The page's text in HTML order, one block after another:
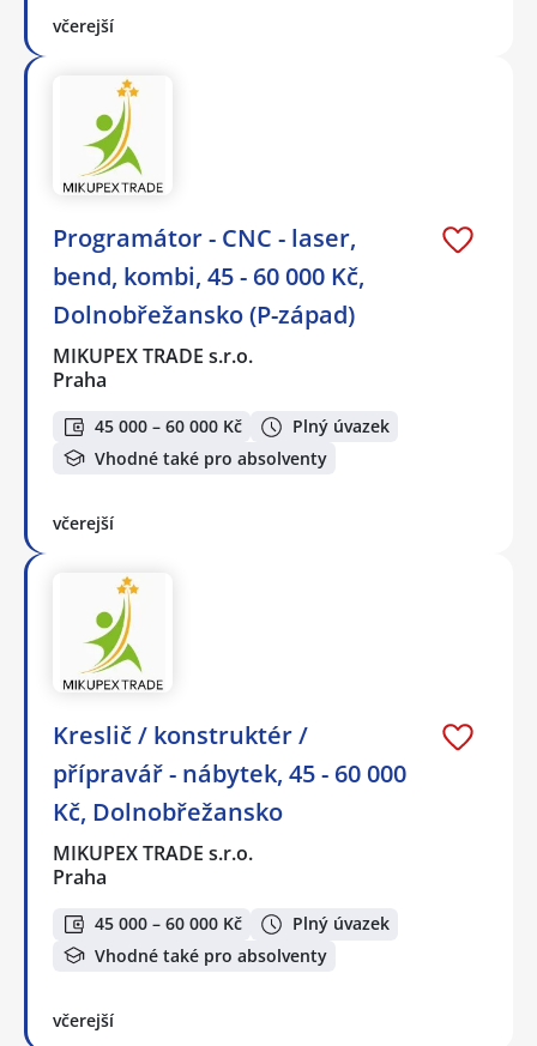
včerejší
Programátor - CNC - laser,
bend, kombi, 45 - 60 000 Kč,
Dolnobřežansko (P-západ)
MIKUPEX TRADE s.r.o.
Praha
45 000 – 60 000 Kč
Plný úvazek
Vhodné také pro absolventy
včerejší
Kreslič / konstruktér /
přípravář - nábytek, 45 - 60 000
Kč, Dolnobřežansko
MIKUPEX TRADE s.r.o.
Praha
45 000 – 60 000 Kč
Plný úvazek
Vhodné také pro absolventy
včerejší